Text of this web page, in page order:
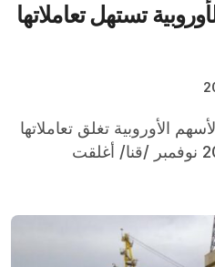
تستهل تعاملاتها
على استقراربروكسل في 20 نوفمبر /قنا/ أغلقت